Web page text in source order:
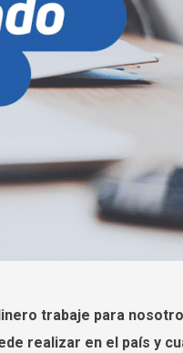
trabaje para
realizar en el país y